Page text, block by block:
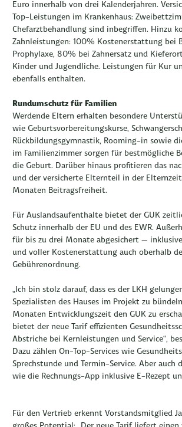
Euro innerhalb von drei Kalenderjahren.
Top-Leistungen im Krankenhaus:
Chefarztbehandlung sind inbegriffen. Hinzu
Zahnleistungen: 100% Kostenerstattung bei
Prophylaxe, 80% bei Zahnersatz und
Kinder und Jugendliche. Leistungen für Kur
ebenfalls enthalten.
Rundumschutz für Familien
Werdende Eltern erhalten besondere
wie Geburtsvorbereitungskurse,
Rückbildungsgymnastik, Rooming-in sowie
im Familienzimmer sorgen für bestmögliche
die Geburt. Darüber hinaus profitieren das
und der versicherte Elternteil in der Elternzeit
Monaten Beitragsfreiheit.
Für Auslandsaufenthalte bietet der GUK
Schutz innerhalb der EU und des EWR.
für bis zu drei Monate abgesichert –
und voller Kostenerstattung auch oberhalb
Gebührenordnung.
„Ich bin stolz darauf, dass es der LKH
Spezialisten des Hauses im Projekt zu
Monaten Entwicklungszeit den GUK zu
bietet der neue Tarif effizienten
Abstriche bei Kernleistungen und Service“,
Dazu zählen On-Top-Services wie
Sprechstunde und Termin-Service. Aber auch
wie die Rechnungs-App inklusive E-Rezept
Für den Vertrieb erkennt Vorstandsmitglied